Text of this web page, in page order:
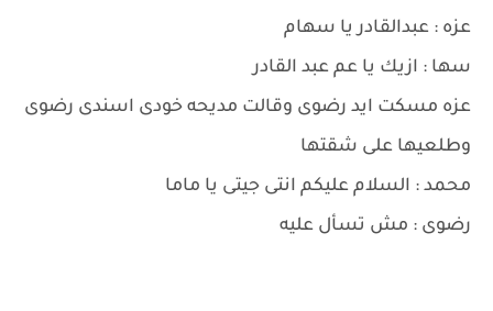
عزه : عبدالقادر يا سهام
سها : ازيك يا عم عبد القادر
عزه مسكت ايد رضوى وقالت مديحه خودى اسندى رضوى
وطلعيها على شقتها
محمد : السلام عليكم انتى جيتى يا ماما
رضوى : مش تسأل عليه